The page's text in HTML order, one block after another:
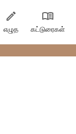
எழுத கட்டுரைகள்